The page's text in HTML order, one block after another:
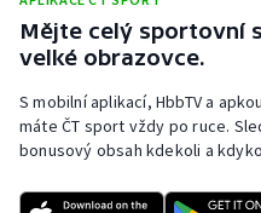
Mějte celý sportovní
velké obrazovce.
S mobilní aplikací, HbbTV a
máte ČT sport vždy po ruce.
bonusový obsah kdekoli a